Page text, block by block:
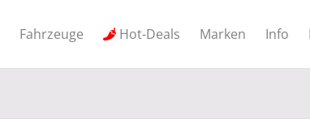
Fahrzeuge Hot-Deals Marken Info